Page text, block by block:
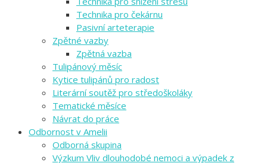
Technika pro čekárnu
Pasivní arteterapie
Zpětné vazby
Zpětná vazba
Tulipánový měsíc
Kytice tulipánů pro radost
Literární soutěž pro středoškoláky
Tematické měsíce
Návrat do práce
Odbornost v Amelii
Odborná skupina
Výzkum Vliv dlouhodobé nemoci a výpadek z